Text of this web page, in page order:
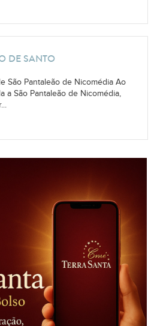
DE SANTO
São Pantaleão de Nicomédia Ao
a São Pantaleão de Nicomédia,